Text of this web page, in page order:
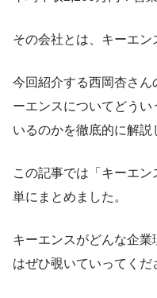
その会社とは、キーエン
今回紹介する西岡杏さん
ーエンスについてどう
いるのかを徹底的に解説
この記事では「キーエ
単にまとめました。
キーエンスがどんな企
はぜひ覗いていってくだ